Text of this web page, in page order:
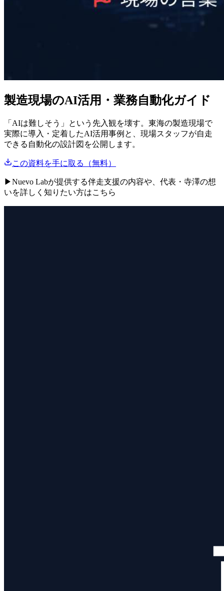
製造現場のAI活用・業務自動化ガイド
「AIは難しそう」という先入観を壊す。東海の製造現場で
実際に導入・定着したAI活用事例と、現場スタッフが自走
できる自動化の設計図を公開します。
この資料を手に取る（無料）
▶Nuevo Labが提供する伴走支援の内容や、代表・寺澤の想
いを詳しく知りたい方はこちら